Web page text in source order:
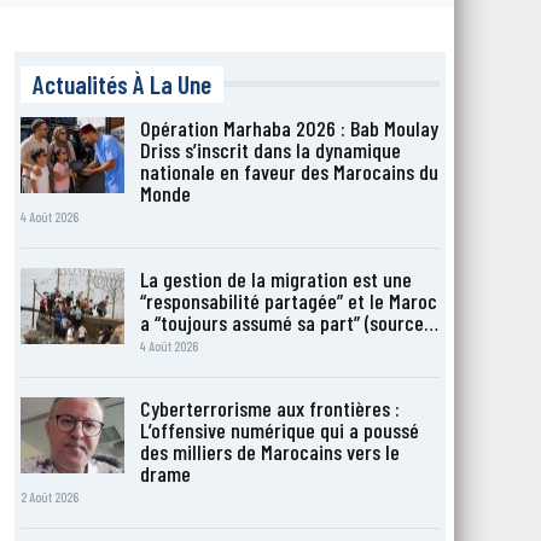
Actualités À La Une
Opération Marhaba 2026 : Bab Moulay
Driss s’inscrit dans la dynamique
nationale en faveur des Marocains du
Monde
4 Août 2026
La gestion de la migration est une
“responsabilité partagée” et le Maroc
a “toujours assumé sa part” (source…
4 Août 2026
Cyberterrorisme aux frontières :
L’offensive numérique qui a poussé
des milliers de Marocains vers le
drame
2 Août 2026